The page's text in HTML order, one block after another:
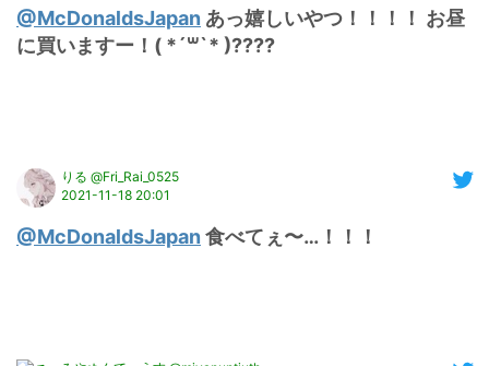
@McDonaldsJapan あっ嬉しいやつ！！！！ お昼
に買いますー！( *´꒳`* )????
りる @Fri_Rai_0525
2021-11-18 20:01
@McDonaldsJapan 食べてぇ〜…！！！